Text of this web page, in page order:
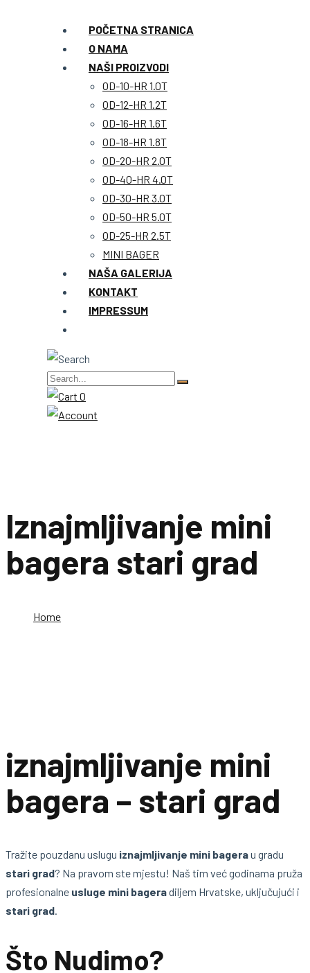
POČETNA STRANICA
O NAMA
NAŠI PROIZVODI
OD-10-HR 1.0T
OD-12-HR 1.2T
OD-16-HR 1.6T
OD-18-HR 1.8T
OD-20-HR 2.0T
OD-40-HR 4.0T
OD-30-HR 3.0T
OD-50-HR 5.0T
OD-25-HR 2.5T
MINI BAGER
NAŠA GALERIJA
KONTAKT
IMPRESSUM
0
Iznajmljivanje mini
bagera stari grad
Home
iznajmljivanje mini
bagera – stari grad
Tražite pouzdanu uslugu iznajmljivanje mini bagerau gradu
stari grad? Na pravom ste mjestu! Naš tim već godinama pruža
profesionalne usluge mini bageradiljem Hrvatske, uključujući i
stari grad.
Što Nudimo?